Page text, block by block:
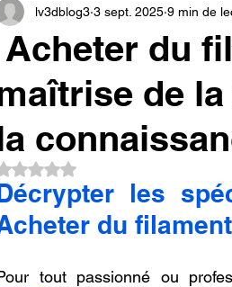
imprimante 3D Filament 3D
3D Formation à l'impression
3D en ligne
en Franchise concession
Acheter du
de
lv3dblog3 3 sept. 2025 9 min de
Noté NaN étoiles sur 5.
les
du
tout passionné ou